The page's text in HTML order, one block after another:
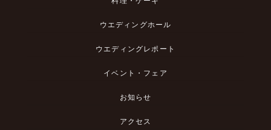
ウエディングホール
ウエディングレポート
イベント・フェア
お知らせ
アクセス